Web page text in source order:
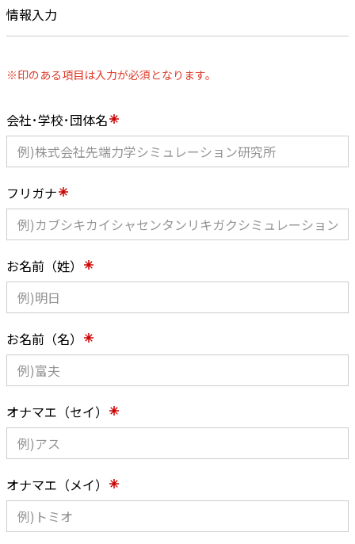
情報入力
※印のある項目は入力が必須となります。
会社･学校･団体名
フリガナ
お名前（姓）
お名前（名）
オナマエ（セイ）
オナマエ（メイ）